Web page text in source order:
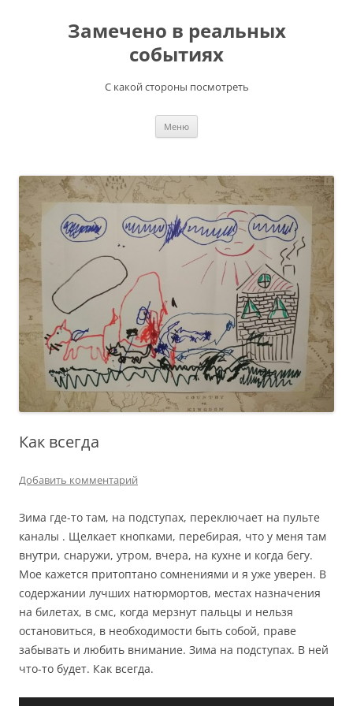
содержимомуЗамечено в реальных
событиях
С какой стороны посмотреть
Меню
Как всегда
Добавить комментарий
Зима где-то там, на подступах, переключает на пульте
каналы . Щелкает кнопками, перебирая, что у меня там
внутри, снаружи, утром, вчера, на кухне и когда бегу.
Мое кажется притоптано сомнениями и я уже уверен. В
содержании лучших натюрмортов, местах назначения
на билетах, в смс, когда мерзнут пальцы и нельзя
остановиться, в необходимости быть собой, праве
забывать и любить внимание. Зима на подступах. В ней
что-то будет. Как всегда.